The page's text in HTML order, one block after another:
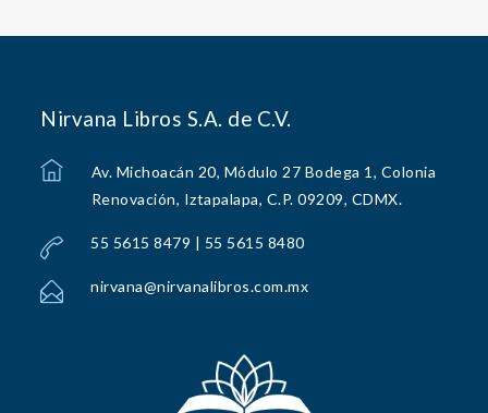
Nirvana Libros S.A. de C.V.
Av. Michoacán 20, Módulo 27 Bodega 1, Colonia
Renovación, Iztapalapa, C.P. 09209, CDMX.
55 5615 8479 | 55 5615 8480
nirvana@nirvanalibros.com.mx